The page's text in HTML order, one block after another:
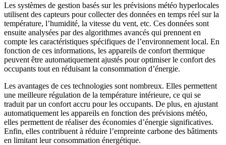
Les systèmes de gestion basés sur les prévisions météo hyperlocales
utilisent des capteurs pour collecter des données en temps réel sur la
température, l’humidité, la vitesse du vent, etc. Ces données sont
ensuite analysées par des algorithmes avancés qui prennent en
compte les caractéristiques spécifiques de l’environnement local. En
fonction de ces informations, les appareils de confort thermique
peuvent être automatiquement ajustés pour optimiser le confort des
occupants tout en réduisant la consommation d’énergie.
Les avantages de ces technologies sont nombreux. Elles permettent
une meilleure régulation de la température intérieure, ce qui se
traduit par un confort accru pour les occupants. De plus, en ajustant
automatiquement les appareils en fonction des prévisions météo,
elles permettent de réaliser des économies d’énergie significatives.
Enfin, elles contribuent à réduire l’empreinte carbone des bâtiments
en limitant leur consommation énergétique.